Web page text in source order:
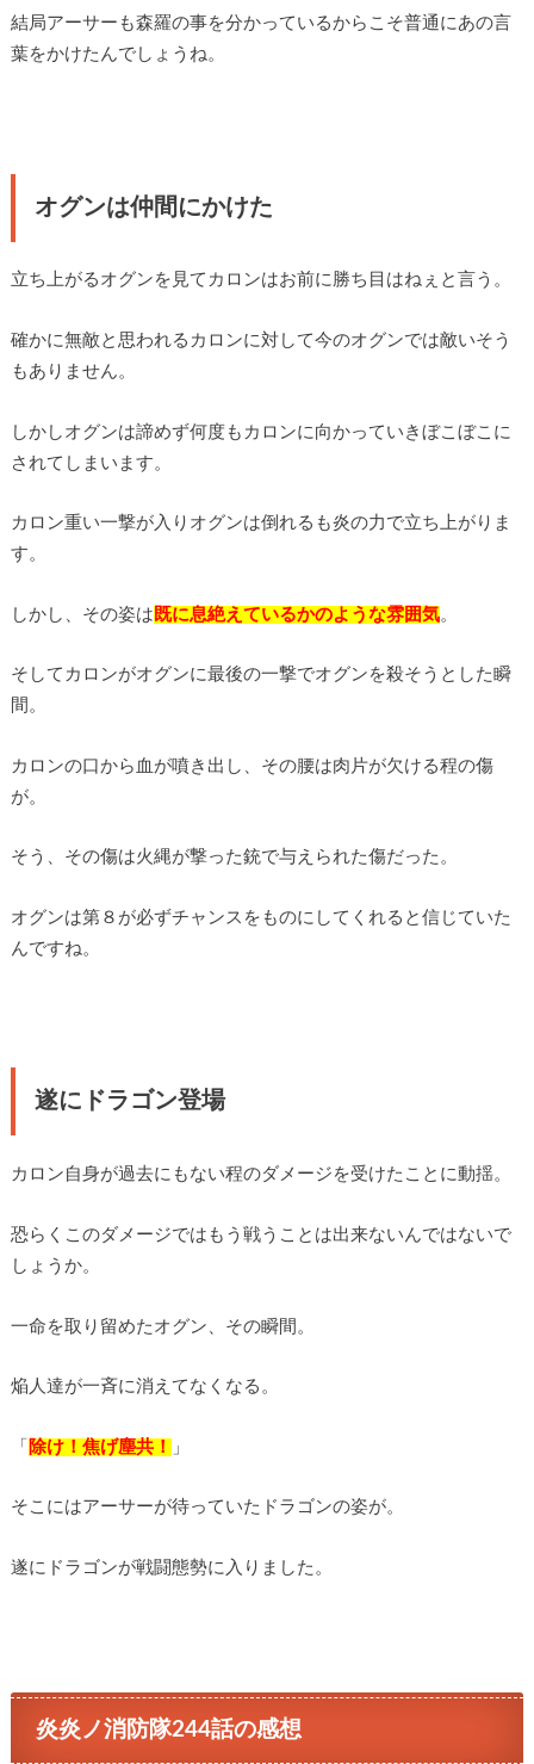
結局アーサーも森羅の事を分かっているからこそ普通にあの言
葉をかけたんでしょうね。
オグンは仲間にかけた
立ち上がるオグンを見てカロンはお前に勝ち目はねぇと言う。
確かに無敵と思われるカロンに対して今のオグンでは敵いそう
もありません。
しかしオグンは諦めず何度もカロンに向かっていきぼこぼこに
されてしまいます。
カロン重い一撃が入りオグンは倒れるも炎の力で立ち上がりま
す。
しかし、その姿は 既に息絶えているかのような雰囲気。
そしてカロンがオグンに最後の一撃でオグンを殺そうとした瞬
間。
カロンの口から血が噴き出し、その腰は肉片が欠ける程の傷
が。
そう、その傷は火縄が撃った銃で与えられた傷だった。
オグンは第８が必ずチャンスをものにしてくれると信じていた
んですね。
遂にドラゴン登場
カロン自身が過去にもない程のダメージを受けたことに動揺。
恐らくこのダメージではもう戦うことは出来ないんではないで
しょうか。
一命を取り留めたオグン、その瞬間。
焔人達が一斉に消えてなくなる。
「 除け！焦げ塵共！ 」
そこにはアーサーが待っていたドラゴンの姿が。
遂にドラゴンが戦闘態勢に入りました。
炎炎ノ消防隊244話の感想